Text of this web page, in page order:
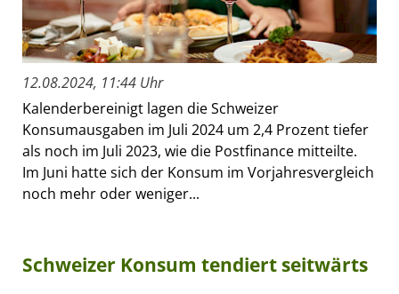
12.08.2024, 11:44 Uhr
Kalenderbereinigt lagen die Schweizer
Konsumausgaben im Juli 2024 um 2,4 Prozent tiefer
als noch im Juli 2023, wie die Postfinance mitteilte.
Im Juni hatte sich der Konsum im Vorjahresvergleich
noch mehr oder weniger...
Schweizer Konsum tendiert seitwärts